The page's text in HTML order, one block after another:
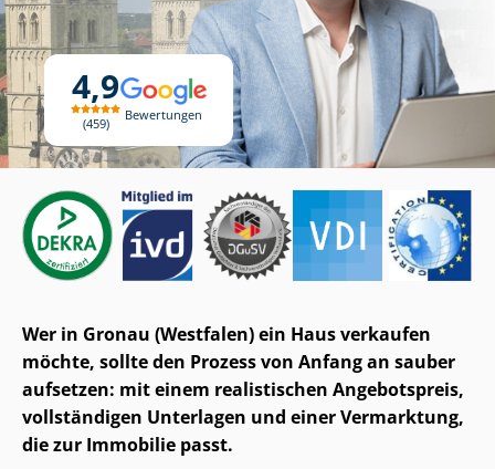
4,9
459
Bewertungen
Wer in Gronau (Westfalen) ein Haus verkaufen
möchte, sollte den Prozess von Anfang an sauber
aufsetzen: mit einem realistischen Angebotspreis,
vollständigen Unterlagen und einer Vermarktung,
die zur Immobilie passt.